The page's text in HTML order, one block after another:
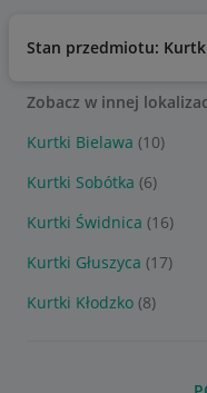
Stan przedmiotu:
Zobacz w innej
Kurtki Bielawa (10)
Kurtki Sobótka (6)
Kurtki Świdnica (16)
Kurtki Głuszyca (17)
Kurtki Kłodzko (8)